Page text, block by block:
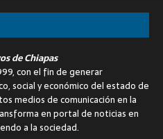
de Chiapas
con el fin de generar
social y económico del estado de
medios de comunicación en la
en portal de noticias en
a la sociedad.